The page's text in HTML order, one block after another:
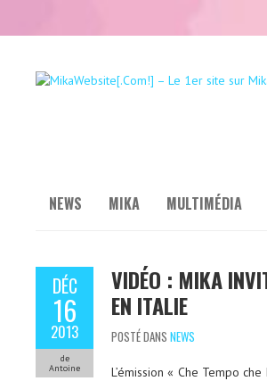
NEWS MIKA MULTIMÉDIA
DÉC
16
2013
de
Antoine
VIDÉO : MIKA
EN ITALIE
POSTÉ DANS NEWS
L’émission « Che Tempo